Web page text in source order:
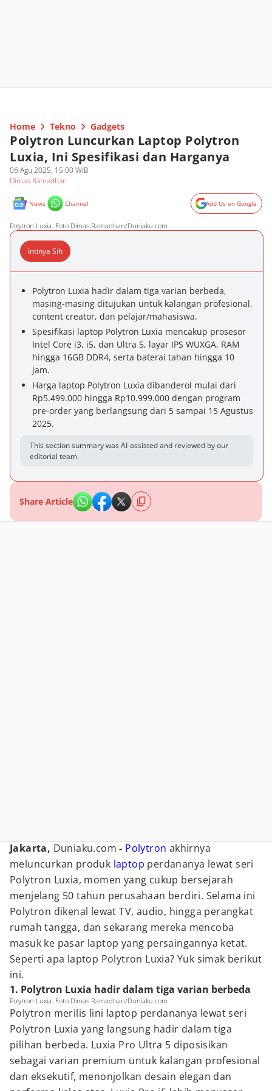
Home Tekno Gadgets
Polytron Luncurkan Laptop Polytron
Luxia, Ini Spesifikasi dan Harganya
06 Agu 2025, 15:00 WIB
Dimas Ramadhan
News Channel Add Us on Google
Polytron Luxia. Foto Dimas Ramadhan/Duniaku.com
Intinya Sih
Polytron Luxia hadir dalam tiga varian berbeda,
masing-masing ditujukan untuk kalangan profesional,
content creator, dan pelajar/mahasiswa.
Spesifikasi laptop Polytron Luxia mencakup prosesor
Intel Core i3, i5, dan Ultra 5, layar IPS WUXGA, RAM
hingga 16GB DDR4, serta baterai tahan hingga 10
jam.
Harga laptop Polytron Luxia dibanderol mulai dari
Rp5.499.000 hingga Rp10.999.000 dengan program
pre-order yang berlangsung dari 5 sampai 15 Agustus
2025.
This section summary was AI-assisted and reviewed by our
editorial team.
Share Article
Jakarta, Duniaku.com - Polytron akhirnya
meluncurkan produk laptop perdananya lewat seri
Polytron Luxia, momen yang cukup bersejarah
menjelang 50 tahun perusahaan berdiri. Selama ini
Polytron dikenal lewat TV, audio, hingga perangkat
rumah tangga, dan sekarang mereka mencoba
masuk ke pasar laptop yang persaingannya ketat.
Seperti apa laptop Polytron Luxia? Yuk simak berikut
ini.
1. Polytron Luxia hadir dalam tiga varian berbeda
Polytron Luxia. Foto Dimas Ramadhan/Duniaku.com
Polytron merilis lini laptop perdananya lewat seri
Polytron Luxia yang langsung hadir dalam tiga
pilihan berbeda. Luxia Pro Ultra 5 diposisikan
sebagai varian premium untuk kalangan profesional
dan eksekutif, menonjolkan desain elegan dan